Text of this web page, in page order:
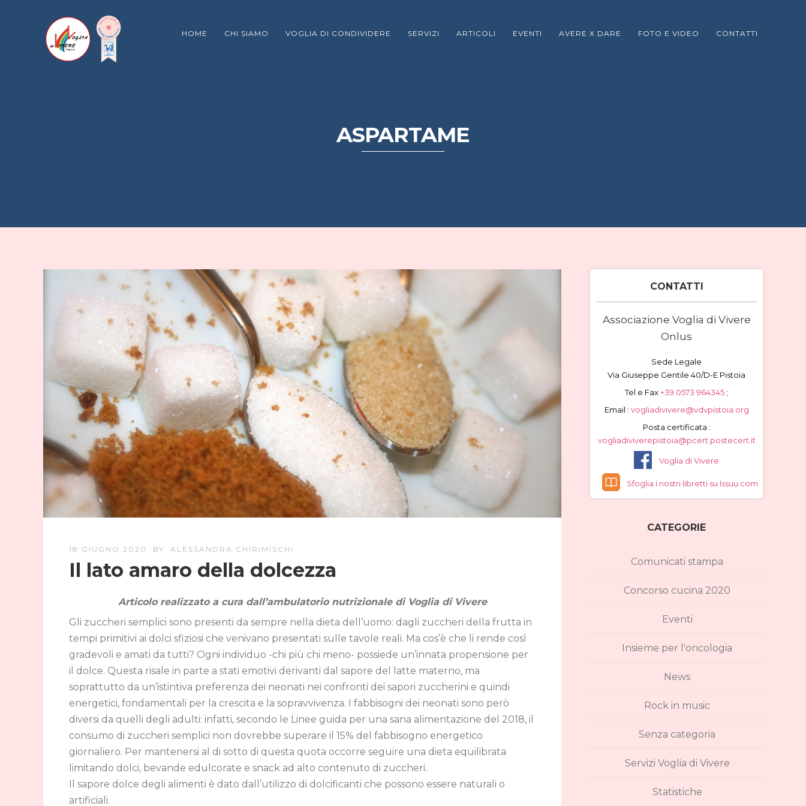
HOME CHI SIAMO VOGLIA DI CONDIVIDERE SERVIZI ARTICOLI EVENTI AVERE X DARE FOTO E VIDEO CONTATTI
ASPARTAME
18 GIUGNO 2020 BY ALESSANDRA CHIRIMISCHI
Il lato amaro della dolcezza
Articolo realizzato a cura dall’ambulatorio nutrizionale di Voglia di Vivere
Gli zuccheri semplici sono presenti da sempre nella dieta dell’uomo: dagli zuccheri della frutta in
tempi primitivi ai dolci sfiziosi che venivano presentati sulle tavole reali. Ma cos’è che li rende così
gradevoli e amati da tutti? Ogni individuo -chi più chi meno- possiede un’innata propensione per
il dolce. Questa risale in parte a stati emotivi derivanti dal sapore del latte materno, ma
soprattutto da un’istintiva preferenza dei neonati nei confronti dei sapori zuccherini e quindi
energetici, fondamentali per la crescita e la sopravvivenza. I fabbisogni dei neonati sono però
diversi da quelli degli adulti: infatti, secondo le Linee guida per una sana alimentazione del 2018, il
consumo di zuccheri semplici non dovrebbe superare il 15% del fabbisogno energetico
giornaliero. Per mantenersi al di sotto di questa quota occorre seguire una dieta equilibrata
limitando dolci, bevande edulcorate e snack ad alto contenuto di zuccheri.
Il sapore dolce degli alimenti è dato dall’utilizzo di dolcificanti che possono essere naturali o
artificiali.
CONTATTI
Associazione Voglia di Vivere
Onlus
Sede Legale
Via Giuseppe Gentile 40/D-E Pistoia
Tel e Fax+39 0573 964345 ;
Email : vogliadivivere@vdvpistoia.org
Posta certificata :
vogliadiviverepistoia@pcert.postecert.it
Voglia di Vivere
Sfoglia i nostri libretti su Issuu.com
CATEGORIE
Comunicati stampa
Concorso cucina 2020
Eventi
Insieme per l'oncologia
News
Rock in music
Senza categoria
Servizi Voglia di Vivere
Statistiche